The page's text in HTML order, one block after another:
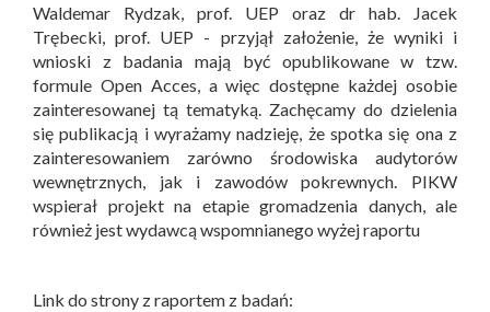
Waldemar Rydzak, prof. UEP oraz dr hab. Jacek
Trębecki, prof. UEP - przyjął założenie, że wyniki i
wnioski z badania mają być opublikowane w tzw.
formule Open Acces, a więc dostępne każdej osobie
zainteresowanej tą tematyką. Zachęcamy do dzielenia
się publikacją i wyrażamy nadzieję, że spotka się ona z
zainteresowaniem zarówno środowiska audytorów
wewnętrznych, jak i zawodów pokrewnych. PIKW
wspierał projekt na etapie gromadzenia danych, ale
również jest wydawcą wspomnianego wyżej raportu
Link do strony z raportem z badań: